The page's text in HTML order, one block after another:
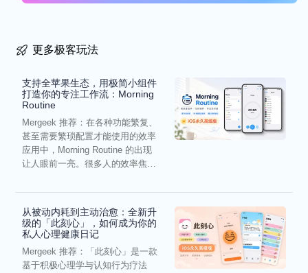
更多极客玩法
支持全苹果生态，用极简小组件
打造你的专注工作流：Morning
Routine
Mergeek 推荐：在各种功能繁复、
甚至需要繁琐配置才能使用的效率
应用中，Morning Routine 的出现
让人眼前一亮。很多人的效率焦
从被动内耗到主动治愈：全新升
级的「此刻心」，如何成为你的
私人心理健康日记
Mergeek 推荐：「此刻心」是一款
基于积极心理学与认知行为疗法